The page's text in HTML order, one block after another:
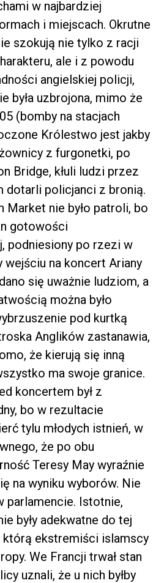
w najbardziej
i miejscach. Okrutne
szokują nie tylko z racji
ale i z powodu
angielskiej policji,
była uzbrojona, mimo że
(bomby na stacjach
Królestwo jest jakby
z furgonetki, po
Bridge, kłuli ludzi przez
dotarli policjanci z bronią.
Market nie było patroli, bo
gotowości
podniesiony po rzezi w
wejściu na koncert Ariany
się uważnie ludziom, a
można było
pod kurtką
Anglików zastanawia,
że kierują się inną
ma swoje granice.
koncertem był z
bo w rezultacie
tylu młodych istnień, w
że po obu
Teresy May wyraźnie
na wyniku wyborów. Nie
parlamencie. Istotnie,
były adekwatne do tej
którą ekstremiści islamscy
We Francji trwał stan
uznali, że u nich byłby